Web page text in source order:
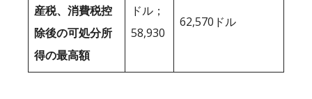
産税、消費税控
除後の可処分所
得の最高額
ドル；
58,930
62,570ドル